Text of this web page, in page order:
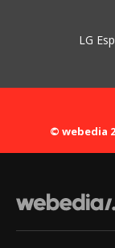
LG
© webedia